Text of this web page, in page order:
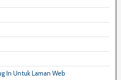
In Untuk Laman Web